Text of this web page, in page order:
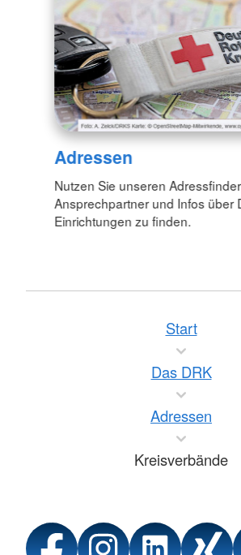
Adressen
Nutzen Sie unseren
Ansprechpartner und Infos über
Einrichtungen zu finden.
Start
Das DRK
Adressen
Kreisverbände